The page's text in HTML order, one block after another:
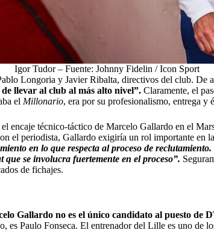
Igor Tudor – Fuente: Johnny Fidelin / Icon Sport
Longoria y Javier Ribalta, directivos del club. De
llevar al club al más alto nivel”. Claramente, el
el Millonario, era por su profesionalismo, entrega y
encaje técnico-táctico de Marcelo Gallardo en el
el periodista, Gallardo exigiría un rol importante en
en lo que respecta al proceso de
se involucra fuertemente en el proceso”.
de fichajes.
Gallardo no es el único candidato al puesto de
es Paulo Fonseca. El entrenador del Lille es uno de